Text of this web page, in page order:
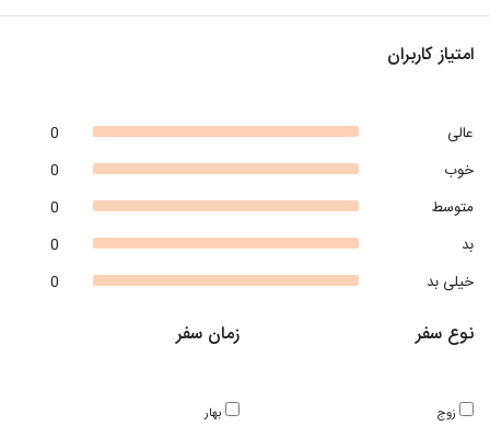
امتیاز کاربران
0
عالی
0
خوب
0
متوسط
0
بد
0
خیلی بد
زمان سفر
بهار
نوع سفر
زوج